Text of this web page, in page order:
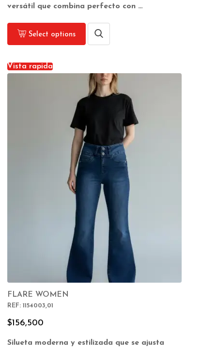
versátil que combina perfecto con …
Select options
Vista rapida
FLARE WOMEN
REF: 1154003,01
$156,500
Silueta moderna y estilizada que se ajusta